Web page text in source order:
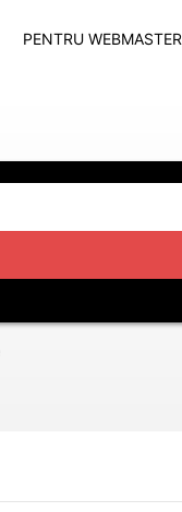
PENTRU WEBMASTER